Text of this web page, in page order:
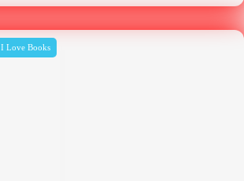
I Love Books